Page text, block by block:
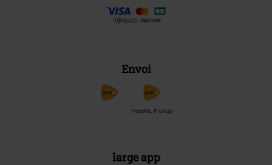
Envoi
PostNL Pickup
large app